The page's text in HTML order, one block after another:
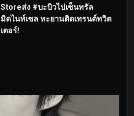
Storeส่ง #บะบิวไปเซ็นทรัล
มิดไนท์เซล ทะยานติดเทรนด์ทวิต
เตอร์!